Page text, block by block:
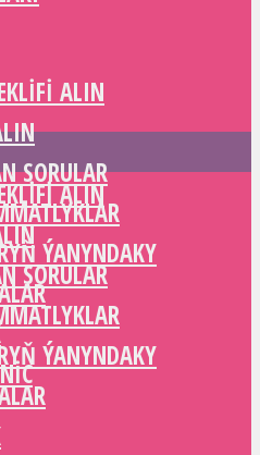
ALIN
SORULAR
ÝANYNDAKY
ALIN
SORULAR
ÝANYNDAKY